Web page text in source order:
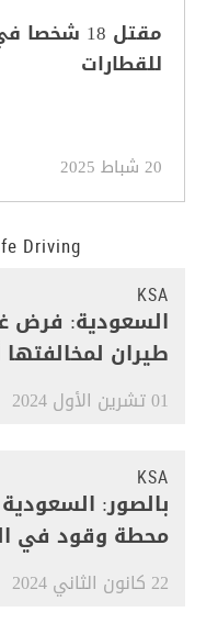
مقتل 18
للقطارات
20 شباط 2025
Driving
KSA
طيران لمخالفتها
01 تشرين الأول 2024
KSA
بالصور:
مركبة
22 كانون الثاني 2024